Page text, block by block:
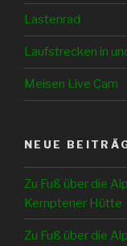
Lastenrad
Laufstrecken in
Meisen Live Cam
NEUE
Zu Fuß über die
Kemptener Hütte
Zu Fuß über die